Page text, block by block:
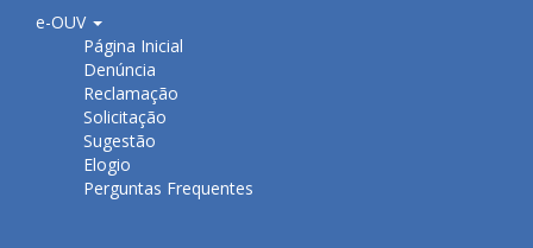
e-OUV
Página Inicial
Denúncia
Reclamação
Solicitação
Sugestão
Elogio
Perguntas Frequentes